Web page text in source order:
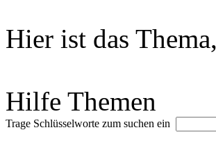
Hier ist das
Hilfe Themen
Trage Schlüsselworte zum suchen ein